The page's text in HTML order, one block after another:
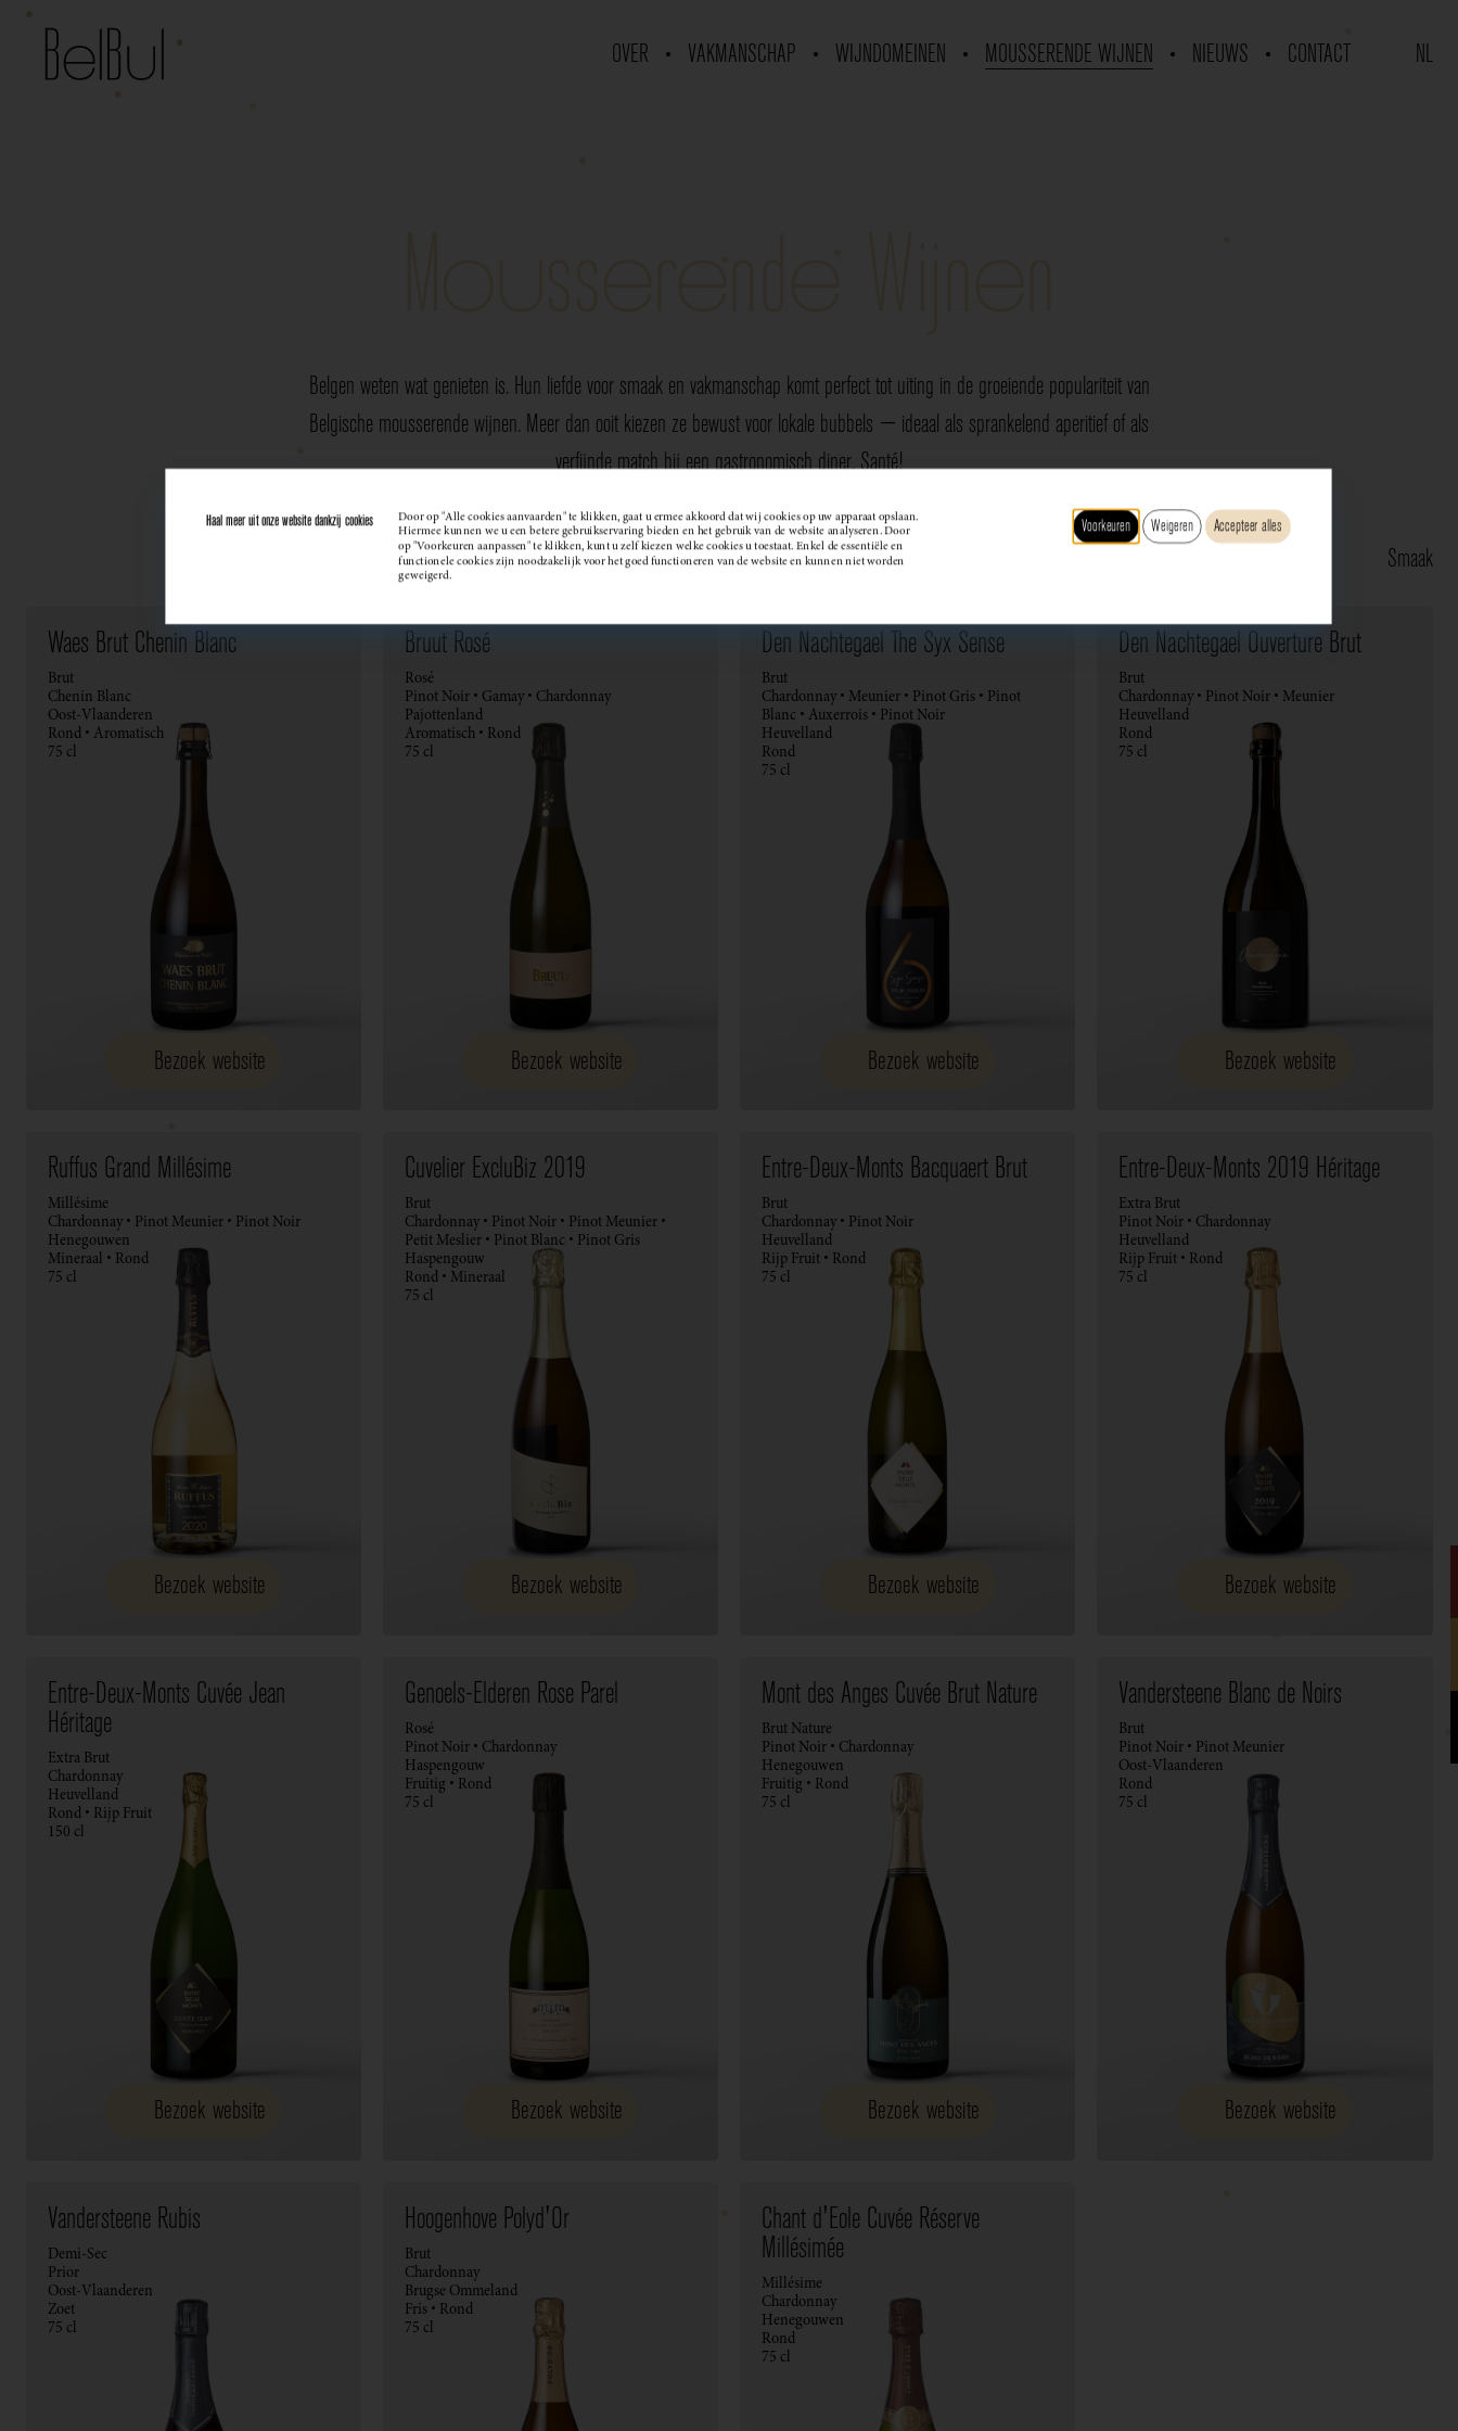
OVER VAKMANSCHAP WIJNDOMEINEN MOUSSERENDE WIJNEN NIEUWS CONTACT NL
Belgen weten wat genieten is. Hun liefde voor smaak en vakmanschap komt perfect tot uiting in de groeiende populariteit van
Belgische mousserende wijnen. Meer dan ooit kiezen ze bewust voor lokale bubbels — ideaal als sprankelend aperitief of als
verfijnde match bij een gastronomisch diner. Santé!
Wijndomein Smaak
Waes Brut Chenin Blanc
Brut
Chenin Blanc
Oost-Vlaanderen
Rond • Aromatisch
75 cl
Bezoek website
Bruut Rosé
Rosé
Pinot Noir • Gamay • Chardonnay
Pajottenland
Aromatisch • Rond
75 cl
Bezoek website
Den Nachtegael The Syx Sense
Brut
Chardonnay • Meunier • Pinot Gris • Pinot
Blanc • Auxerrois • Pinot Noir
Heuvelland
Rond
75 cl
Bezoek website
Den Nachtegael Ouverture Brut
Brut
Chardonnay • Pinot Noir • Meunier
Heuvelland
Rond
75 cl
Bezoek website
Ruffus Grand Millésime
Millésime
Chardonnay • Pinot Meunier • Pinot Noir
Henegouwen
Mineraal • Rond
75 cl
Bezoek website
Cuvelier ExcluBiz 2019
Brut
Chardonnay • Pinot Noir • Pinot Meunier •
Petit Meslier • Pinot Blanc • Pinot Gris
Haspengouw
Rond • Mineraal
75 cl
Bezoek website
Entre-Deux-Monts Bacquaert Brut
Brut
Chardonnay • Pinot Noir
Heuvelland
Rijp Fruit • Rond
75 cl
Bezoek website
Entre-Deux-Monts 2019 Héritage
Extra Brut
Pinot Noir • Chardonnay
Heuvelland
Rijp Fruit • Rond
75 cl
Bezoek website
Entre-Deux-Monts Cuvée Jean
Héritage
Extra Brut
Chardonnay
Heuvelland
Rond • Rijp Fruit
150 cl
Bezoek website
Genoels-Elderen Rose Parel
Rosé
Pinot Noir • Chardonnay
Haspengouw
Fruitig • Rond
75 cl
Bezoek website
Mont des Anges Cuvée Brut Nature
Brut Nature
Pinot Noir • Chardonnay
Henegouwen
Fruitig • Rond
75 cl
Bezoek website
Vandersteene Blanc de Noirs
Brut
Pinot Noir • Pinot Meunier
Oost-Vlaanderen
Rond
75 cl
Bezoek website
Vandersteene Rubis
Demi-Sec
Prior
Oost-Vlaanderen
Zoet
75 cl
Hoogenhove Polyd'Or
Brut
Chardonnay
Brugse Ommeland
Fris • Rond
75 cl
Chant d'Eole Cuvée Réserve
Millésimée
Millésime
Chardonnay
Henegouwen
Rond
75 cl
Haal meer uit onze website dankzij cookies Door op "Alle cookies aanvaarden" te klikken, gaat u ermee akkoord dat wij cookies op uw apparaat opslaan.
Hiermee kunnen we u een betere gebruikservaring bieden en het gebruik van de website analyseren. Door
op "Voorkeuren aanpassen" te klikken, kunt u zelf kiezen welke cookies u toestaat. Enkel de essentiële en
functionele cookies zijn noodzakelijk voor het goed functioneren van de website en kunnen niet worden
geweigerd.
Voorkeuren Weigeren Accepteer alles